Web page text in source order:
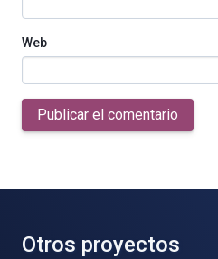
Web
Publicar el comentario
Otros proyectos